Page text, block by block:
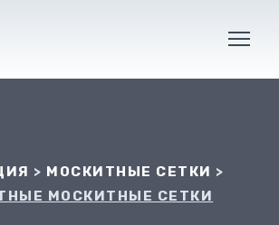
> МОСКИТНЫЕ СЕТКИ >
МОСКИТНЫЕ СЕТКИ